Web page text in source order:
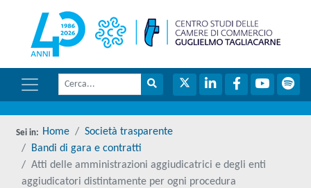
Vai ai contenuti
Menu di navigazione
Cerca
torna al menu di scelta rapida
Menu di navigazione principale
torna al menu di scelta rapida
Cerca nel sito Twitter LinkedIn FacebookYouTube
Home
Società trasparente
Bandi di gara e contratti
Atti delle amministrazioni aggiudicatrici e degli enti
aggiudicatori distintamente per ogni procedura